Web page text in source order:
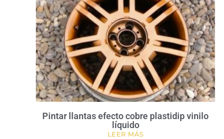
Pintar llantas efecto cobre plastidip vinilo
líquido
LEER MÁS